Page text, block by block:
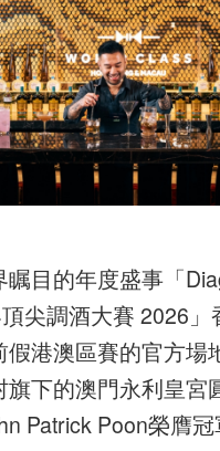
目的年度盛事「
尖調酒大賽 2026」
假港澳區賽的官方
下的澳門永利皇宮
Patrick Poon榮膺冠